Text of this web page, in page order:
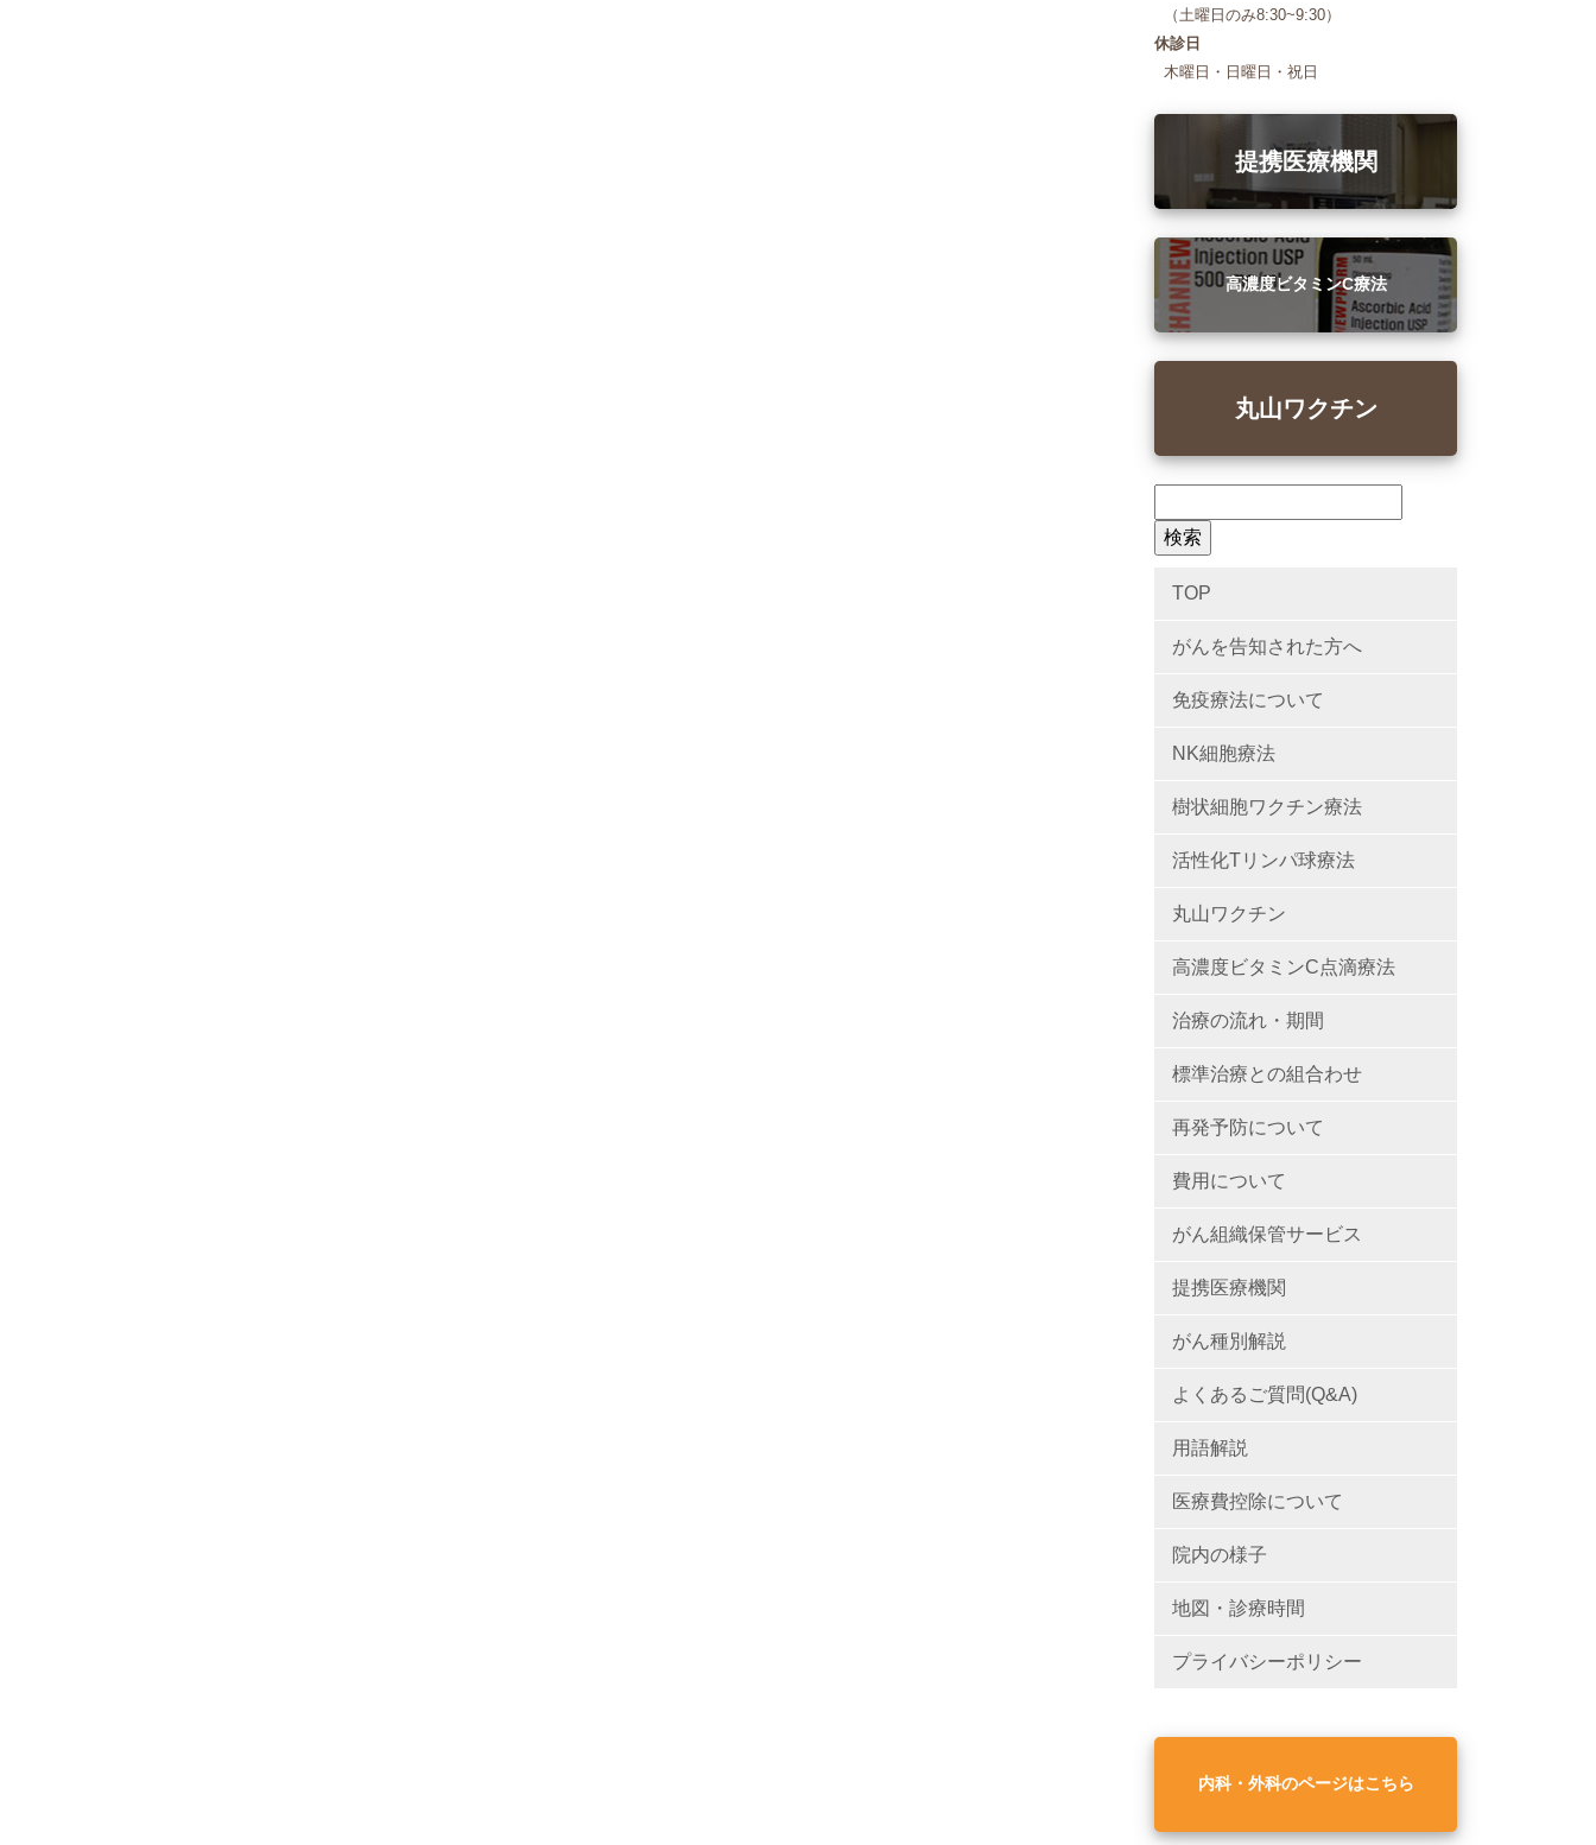
（土曜日のみ8:30~9:30）
休診日
木曜日・日曜日・祝日
提携医療機関
高濃度ビタミンC療法
丸山ワクチン
TOP
がんを告知された方へ
免疫療法について
NK細胞療法
樹状細胞ワクチン療法
活性化Tリンパ球療法
丸山ワクチン
高濃度ビタミンC点滴療法
治療の流れ・期間
標準治療との組合わせ
再発予防について
費用について
がん組織保管サービス
提携医療機関
がん種別解説
よくあるご質問(Q&A)
用語解説
医療費控除について
院内の様子
地図・診療時間
プライバシーポリシー
内科・外科のページはこちら